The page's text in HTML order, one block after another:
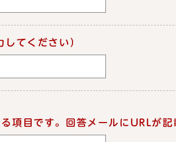
してください）
項目です。回答メールにURLが